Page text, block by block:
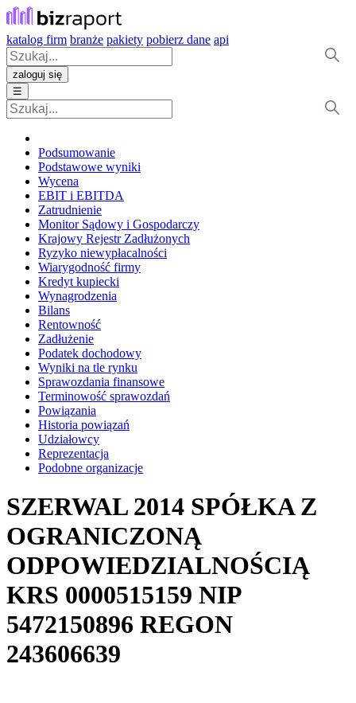
katalog firm branże pakiety pobierz dane api
zaloguj się
☰
Podsumowanie
Podstawowe wyniki
Wycena
EBIT i EBITDA
Zatrudnienie
Monitor Sądowy i Gospodarczy
Krajowy Rejestr Zadłużonych
Ryzyko niewypłacalności
Wiarygodność firmy
Kredyt kupiecki
Wynagrodzenia
Bilans
Rentowność
Zadłużenie
Podatek dochodowy
Wyniki na tle rynku
Sprawozdania finansowe
Terminowość sprawozdań
Powiązania
Historia powiązań
Udziałowcy
Reprezentacja
Podobne organizacje
SZERWAL 2014 SPÓŁKA Z
OGRANICZONĄ
ODPOWIEDZIALNOŚCIĄ
KRS 0000515159 NIP
5472150896 REGON
243606639